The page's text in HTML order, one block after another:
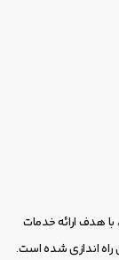
هدف ارائه خدمات
اندازی شده است.